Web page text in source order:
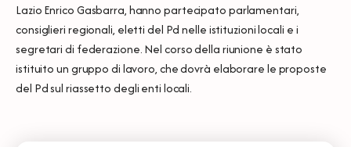
Lazio Enrico Gasbarra, hanno partecipato parlamentari,
consiglieri regionali, eletti del Pd nelle istituzioni locali e i
segretari di federazione. Nel corso della riunione è stato
istituito un gruppo di lavoro, che dovrà elaborare le proposte
del Pd sul riassetto degli enti locali.